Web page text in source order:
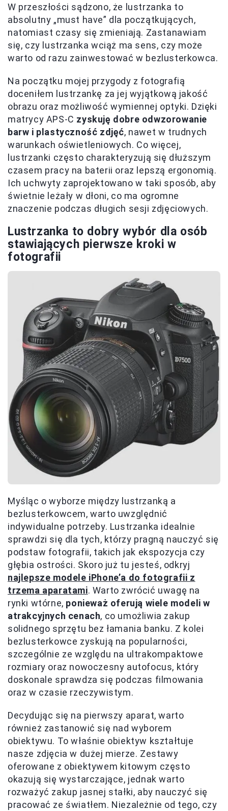
W przeszłości sądzono, że lustrzanka to
absolutny „must have” dla początkujących,
natomiast czasy się zmieniają. Zastanawiam
się, czy lustrzanka wciąż ma sens, czy może
warto od razu zainwestować w bezlusterkowca.
Na początku mojej przygody z fotografią
doceniłem lustrzankę za jej wyjątkową jakość
obrazu oraz możliwość wymiennej optyki. Dzięki
matrycy APS-C zyskuję dobre odwzorowanie
barw i plastyczność zdjęć, nawet w trudnych
warunkach oświetleniowych. Co więcej,
lustrzanki często charakteryzują się dłuższym
czasem pracy na baterii oraz lepszą ergonomią.
Ich uchwyty zaprojektowano w taki sposób, aby
świetnie leżały w dłoni, co ma ogromne
znaczenie podczas długich sesji zdjęciowych.
Lustrzanka to dobry wybór dla osób
stawiających pierwsze kroki w
fotografii
Myśląc o wyborze między lustrzanką a
bezlusterkowcem, warto uwzględnić
indywidualne potrzeby. Lustrzanka idealnie
sprawdzi się dla tych, którzy pragną nauczyć się
podstaw fotografii, takich jak ekspozycja czy
głębia ostrości. Skoro już tu jesteś, odkryj
najlepsze modele iPhone’a do fotografii z
trzema aparatami. Warto zwrócić uwagę na
rynki wtórne, ponieważ oferują wiele modeli w
atrakcyjnych cenach, co umożliwia zakup
solidnego sprzętu bez łamania banku. Z kolei
bezlusterkowce zyskują na popularności,
szczególnie ze względu na ultrakompaktowe
rozmiary oraz nowoczesny autofocus, który
doskonale sprawdza się podczas filmowania
oraz w czasie rzeczywistym.
Decydując się na pierwszy aparat, warto
również zastanowić się nad wyborem
obiektywu. To właśnie obiektyw kształtuje
nasze zdjęcia w dużej mierze. Zestawy
oferowane z obiektywem kitowym często
okazują się wystarczające, jednak warto
rozważyć zakup jasnej stałki, aby nauczyć się
pracować ze światłem. Niezależnie od tego, czy